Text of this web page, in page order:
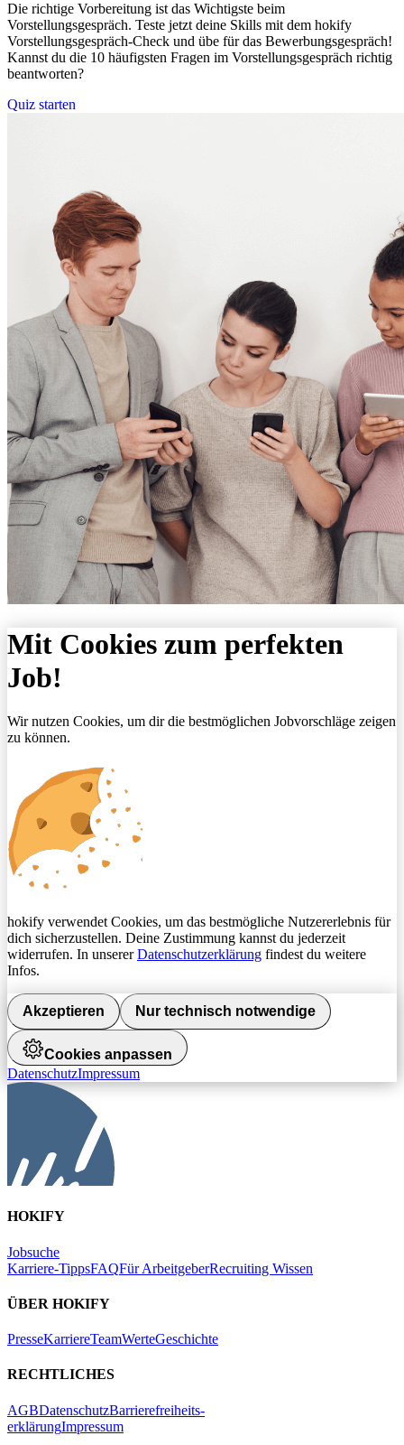
Die richtige Vorbereitung ist das Wichtigste beim
Vorstellungsgespräch. Teste jetzt deine Skills mit dem hokify
Vorstellungsgespräch-Check und übe für das Bewerbungsgespräch!
Kannst du die 10 häufigsten Fragen im Vorstellungsgespräch richtig
beantworten?
Quiz starten
Mit Cookies zum perfekten
Job!
Wir nutzen Cookies, um dir die bestmöglichen Jobvorschläge zeigen
zu können.
hokify verwendet Cookies, um das bestmögliche Nutzererlebnis für
dich sicherzustellen. Deine Zustimmung kannst du jederzeit
widerrufen. In unsererDatenschutzerklärung findest du weitere
Infos.
Akzeptieren Nur technisch notwendige
Cookies anpassen
DatenschutzImpressum
HOKIFY
Jobsuche
Karriere-TippsFAQFür ArbeitgeberRecruiting Wissen
ÜBER HOKIFY
PresseKarriereTeamWerteGeschichte
RECHTLICHES
AGBDatenschutzBarrierefreiheits-
erklärungImpressum